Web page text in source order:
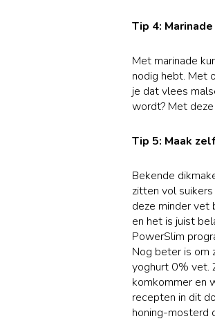
Tip 4:
Met marinade
nodig hebt. Met
je dat vlees
wordt? Met
Tip 5: Maak
Bekende
zitten vol
deze minder vet
en het is juist
PowerSlim
Nog beter is om
yoghurt 0% vet.
komkommer en
recepten in dit
honing-mosterd